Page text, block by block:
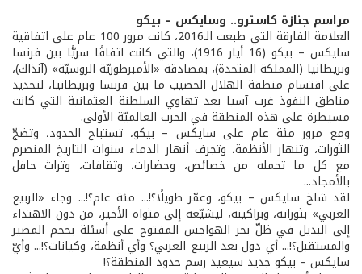
مراسم جنازة كاسترو.. وسايكس – بيكو
العلامة الفارقة التي طبعت الـ2016، كانت مرور 100 عام على اتفاقية
سايكس – بيكو (16 أيار 1916)، والتي كانت اتفاقًا سريًّا بين فرنسا
وبريطانيا (المملكة المتحدة)، بمصادقة «الأمبرطوريّة الروسيّة» (آنذاك)،
على اقتسام منطقة الهلال الخصيب ما بين فرنسا وبريطانيا، لتحديد
مناطق النفوذ غرب آسيا بعد تهاوي السلطنة العثمانية التي كانت
مسيطرة على هذه المنطقة في الحرب العالميّة الأولى.
ومع مرور مئة عام على سايكس – بيكو، تستباح الحدود، وتضجّ
الثورات، وتنهار الأنظمة، وتجرف أنهار الدماء سنوات التاريخ المنصرم
مع كل ما تحمله من خصائص، وحضارات، وثقافات، وتراث حافل
بالأمجاد...
لقد شاخ سايكس – بيكو، وعمّر طويلًا؟!... مئة عام؟!... وجاء «الربيع
العربي» بثوراته، وبراكينه، ليشيّعه إلى مثواه الأخير، من دون الاهتداء
إلى البديل في ظلّ بحر الهواجس المفتوح على أسئلة بحجم المصير
والمستقبل؟!... أي دول بعد الربيع العربي؟ وأي أنظمة، وكيانات؟!... وأيّ
سايكس – بيكو جديد سيعيد رسم حدود المنطقة؟!